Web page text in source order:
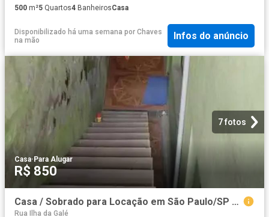
500 m²5 Quartos4 BanheirosCasa
Disponibilizado há uma semana por Chaves
na mão
Infos do anúncio
7 fotos
Casa· Para Alugar
R$ 850
Casa / Sobrado para Locação em São Paulo/SP Conjunto Habitacional Recanto dos Humildes 2 Quartos
Rua Ilha da Galé